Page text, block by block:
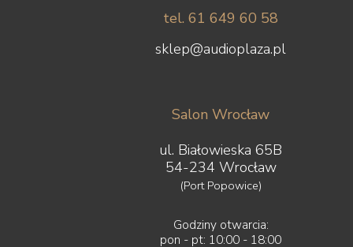
tel. 61 649 60 58
sklep@audioplaza.pl
Salon Wrocław
ul. Białowieska 65B
54-234 Wrocław
(Port Popowice)
Godziny otwarcia:
pon - pt: 10:00 - 18:00